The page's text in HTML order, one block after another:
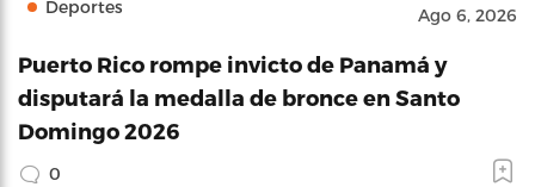
Deportes Ago 6, 2026
Puerto Rico rompe invicto de Panamá y
disputará la medalla de bronce en Santo
Domingo 2026
0